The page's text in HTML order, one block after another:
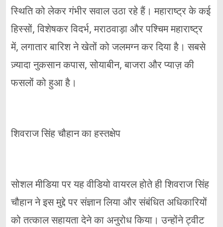
स्थिति को लेकर गंभीर सवाल उठा रहे हैं। महाराष्ट्र के कई
हिस्सों, विशेषकर विदर्भ, मराठवाड़ा और पश्चिम महाराष्ट्र
में, लगातार बारिश ने खेतों को जलमग्न कर दिया है। सबसे
ज़्यादा नुकसान कपास, सोयाबीन, बाजरा और प्याज़ की
फसलों को हुआ है।
शिवराज सिंह चौहान का हस्तक्षेप
सोशल मीडिया पर यह वीडियो वायरल होते ही शिवराज सिंह
चौहान ने इस मुद्दे पर संज्ञान लिया और संबंधित अधिकारियों
को तत्काल सहायता देने का अनुरोध किया। उन्होंने ट्वीट